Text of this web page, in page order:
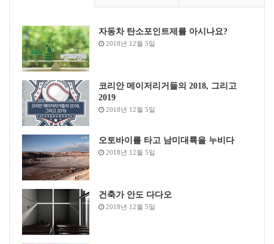
앞으로 해결해야 할 문제점은?
첫째, 주민수용성 확보다. 그간 우리나라의 재생에너지
보급은 자본과 정보력이 있는 사업자가 중심이 되어 추진
해왔다. 이로 인하여 발전소 부지 인근 지역 주민과 잦은
마찰로 공사가 중단되거나 취소되는 사태가 발생했다. 주
민수용성 악화가 원인이라 할 수 있다.
재생에너지 3020 이행계획을 무리 없이 추진하기 위해서
자동차 탄소포인트제를 아시나요?
2018년 12월 5일
코리안 메이저리거들의 2018, 그리고
2019
2018년 12월 5일
오토바이를 타고 남미대륙을 누비다
2018년 12월 5일
건축가 안도 다다오
2018년 12월 5일